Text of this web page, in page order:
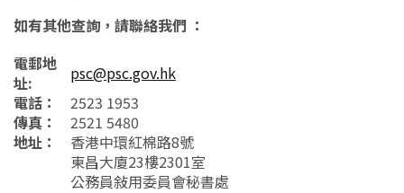
如有其他查詢，請聯絡我們 ：
電郵地
址:
psc@psc.gov.hk
電話：
2523 1953
傳真：
2521 5480
地址：
香港中環紅棉路8號
東昌大廈23樓2301室
公務員敍用委員會秘書處